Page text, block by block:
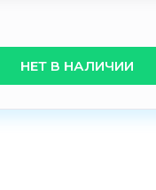
НЕТ В НАЛИЧИИ